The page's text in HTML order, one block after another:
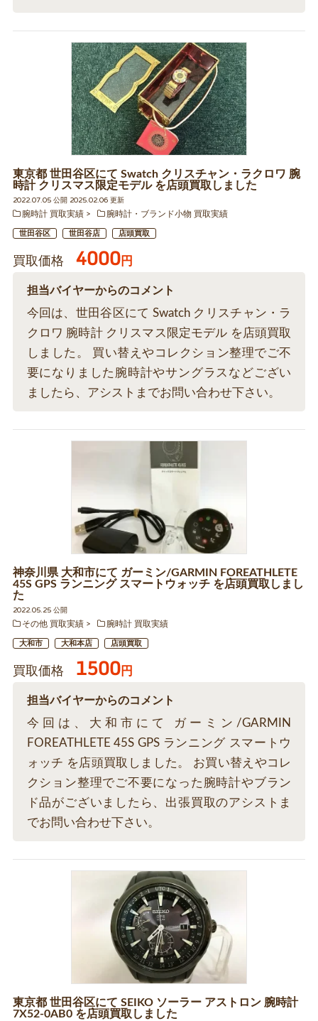
東京都 世田谷区にて Swatch クリスチャン・ラクロワ 腕
時計 クリスマス限定モデル を店頭買取しました
2022.07.05 公開 2025.02.06 更新
腕時計 買取実績
腕時計・ブランド小物 買取実績
世田谷区 世田谷店 店頭買取
買取価格 4000円
担当バイヤーからのコメント
今回は、世田谷区にて Swatch クリスチャン・ラ
クロワ 腕時計 クリスマス限定モデル を店頭買取
しました。 買い替えやコレクション整理でご不
要になりました腕時計やサングラスなどござい
ましたら、アシストまでお問い合わせ下さい。
神奈川県 大和市にて ガーミン/GARMIN FOREATHLETE
45S GPS ランニング スマートウォッチ を店頭買取しまし
た
2022.05.25 公開
その他 買取実績
腕時計 買取実績
大和市 大和本店 店頭買取
買取価格 1500円
担当バイヤーからのコメント
今回は、大和市にて ガーミン/GARMIN
FOREATHLETE 45S GPS ランニング スマートウ
ォッチ を店頭買取しました。 お買い替えやコレ
クション整理でご不要になった腕時計やブラン
ド品がございましたら、出張買取のアシストま
でお問い合わせ下さい。
東京都 世田谷区にて SEIKO ソーラー アストロン 腕時計
7X52-0AB0 を店頭買取しました